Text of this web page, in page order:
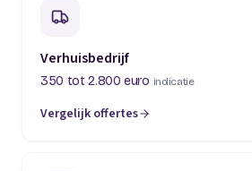
Verhuisbedrijf
350 tot 2.800 euro indicatie
Vergelijk offertes
(opent in een nieuw tabblad)